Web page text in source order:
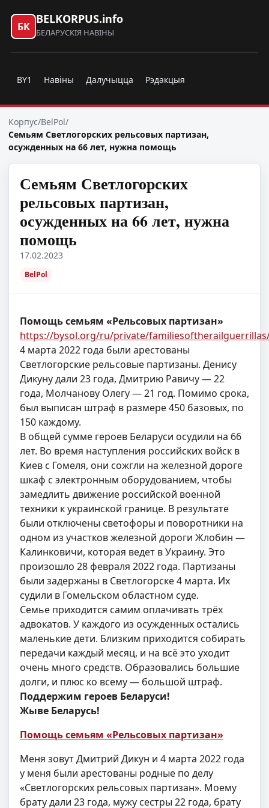
БК
BELKORPUS.info
БЕЛАРУСКІЯ НАВІНЫ
BY1 Навіны Далучыцца Рэдакцыя
Корпус/BelPol/
Семьям Светлогорских рельсовых партизан,
осужденных на 66 лет, нужна помощь
Семьям Светлогорских
рельсовых партизан,
осужденных на 66 лет, нужна
помощь
17.02.2023
BelPol
Помощь семьям «Рельсовых партизан»
https://bysol.org/ru/private/
4 марта 2022 года были арестованы
Светлогорские рельсовые партизаны. Денису
Дикуну дали 23 года, Дмитрию Равичу — 22
года, Молчанову Олегу — 21 год. Помимо срока,
был выписан штраф в размере 450 базовых, по
150 каждому.
В общей сумме героев Беларуси осудили на 66
лет. Во время наступления российских войск в
Киев с Гомеля, они сожгли на железной дороге
шкаф с электронным оборудованием, чтобы
замедлить движение российской военной
техники к украинской границе. В результате
были отключены светофоры и поворотники на
одном из участков железной дороги Жлобин —
Калинковичи, которая ведет в Украину. Это
произошло 28 февраля 2022 года. Партизаны
были задержаны в Светлогорске 4 марта. Их
судили в Гомельском областном суде.
Семье приходится самим оплачивать трёх
адвокатов. У каждого из осужденных остались
маленькие дети. Близким приходится собирать
передачи каждый месяц, и на всё это уходит
очень много средств. Образовались большие
долги, и плюс ко всему — большой штраф.
Поддержим героев Беларуси!
Жыве Беларусь!
Помощь семьям «Рельсовых партизан»
Меня зовут Дмитрий Дикун и 4 марта 2022 года
у меня были арестованы родные по делу
«Светлогорских рельсовых партизан». Моему
брату дали 23 года, мужу сестры 22 года, брату